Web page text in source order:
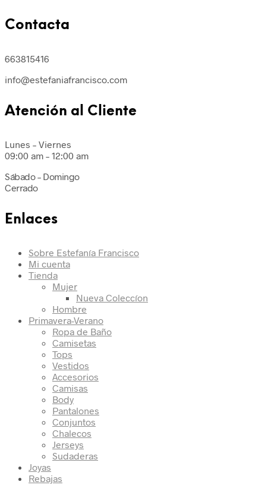
Contacta
663815416
info@estefaniafrancisco.com
Atención al Cliente
Lunes – Viernes
09:00 am – 12:00 am
Sábado – Domingo
Cerrado
Enlaces
Sobre Estefanía Francisco
Mi cuenta
Tienda
Mujer
Nueva Coleccíon
Hombre
Primavera-Verano
Ropa de Baño
Camisetas
Tops
Vestidos
Accesorios
Camisas
Body
Pantalones
Conjuntos
Chalecos
Jerseys
Sudaderas
Joyas
Rebajas